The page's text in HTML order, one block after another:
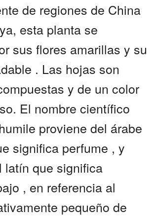
de regiones de China
esta planta se
sus flores amarillas y su
. Las hojas son
y de un color
El nombre científico
proviene del árabe
significa perfume , y
latín que significa
, en referencia al
pequeño de